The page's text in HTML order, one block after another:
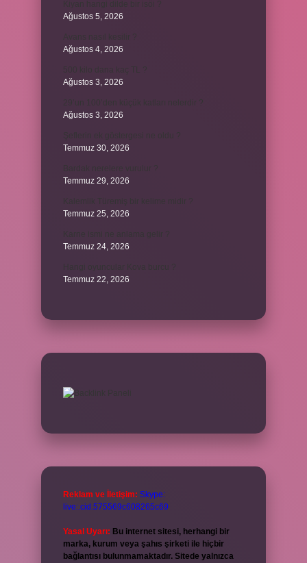
Ağustos 5, 2026
Ağustos 4, 2026
Ağustos 3, 2026
Ağustos 3, 2026
Temmuz 30, 2026
Temmuz 29, 2026
Temmuz 25, 2026
Temmuz 24, 2026
Temmuz 22, 2026
Reklam ve İletişim: Skype:
live:.cid.575569c608265c69
Yasal Uyarı: Bu internet sitesi, herhangi bir
marka, kurum veya şahıs şirketi ile hiçbir
bağlantısı bulunmamaktadır. Sitede yalnızca